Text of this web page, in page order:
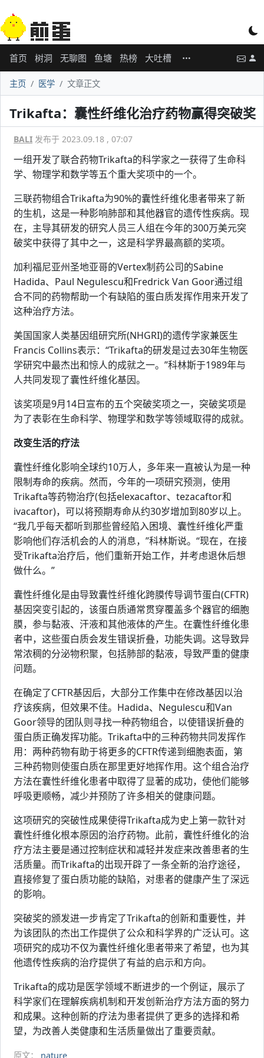
首页 树洞 无聊图 鱼塘 热榜 大吐槽
主页 医学 文章正文
Trikafta：囊性纤维化治疗药物赢得突破奖
BALI 发布于 2023.09.18 , 07:07
一组开发了联合药物Trikafta的科学家之一获得了生命科
学、物理学和数学等五个重大奖项中的一个。
三联药物组合Trikafta为90%的囊性纤维化患者带来了新
的生机，这是一种影响肺部和其他器官的遗传性疾病。现
在，主导其研发的研究人员三人组在今年的300万美元突
破奖中获得了其中之一，这是科学界最高额的奖项。
加利福尼亚州圣地亚哥的Vertex制药公司的Sabine
Hadida、Paul Negulescu和Fredrick Van Goor通过组
合不同的药物帮助一个有缺陷的蛋白质发挥作用来开发了
这种治疗方法。
美国国家人类基因组研究所(NHGRI)的遗传学家兼医生
Francis Collins表示：“Trikafta的研发是过去30年生物医
学研究中最杰出和惊人的成就之一。”科林斯于1989年与
人共同发现了囊性纤维化基因。
该奖项是9月14日宣布的五个突破奖项之一，突破奖项是
为了表彰在生命科学、物理学和数学等领域取得的成就。
改变生活的疗法
囊性纤维化影响全球约10万人，多年来一直被认为是一种
限制寿命的疾病。然而，今年的一项研究预测，使用
Trikafta等药物治疗(包括elexacaftor、tezacaftor和
ivacaftor)，可以将预期寿命从约30岁增加到80岁以上。
“我几乎每天都听到那些曾经陷入困境、囊性纤维化严重
影响他们存活机会的人的消息，”科林斯说。“现在，在接
受Trikafta治疗后，他们重新开始工作，并考虑退休后想
做什么。”
囊性纤维化是由导致囊性纤维化跨膜传导调节蛋白(CFTR)
基因突变引起的，该蛋白质通常贯穿覆盖多个器官的细胞
膜，参与黏液、汗液和其他液体的产生。在囊性纤维化患
者中，这些蛋白质会发生错误折叠，功能失调。这导致异
常浓稠的分泌物积聚，包括肺部的黏液，导致严重的健康
问题。
在确定了CFTR基因后，大部分工作集中在修改基因以治
疗该疾病，但效果不佳。Hadida、Negulescu和Van
Goor领导的团队则寻找一种药物组合，以使错误折叠的
蛋白质正确发挥功能。Trikafta中的三种药物共同发挥作
用：两种药物有助于将更多的CFTR传递到细胞表面，第
三种药物则使蛋白质在那里更好地挥作用。这个组合治疗
方法在囊性纤维化患者中取得了显著的成功，使他们能够
呼吸更顺畅，减少并预防了许多相关的健康问题。
这项研究的突破性成果使得Trikafta成为史上第一款针对
囊性纤维化根本原因的治疗药物。此前，囊性纤维化的治
疗方法主要是通过控制症状和减轻并发症来改善患者的生
活质量。而Trikafta的出现开辟了一条全新的治疗途径，
直接修复了蛋白质功能的缺陷，对患者的健康产生了深远
的影响。
突破奖的颁发进一步肯定了Trikafta的创新和重要性，并
为该团队的杰出工作提供了公众和科学界的广泛认可。这
项研究的成功不仅为囊性纤维化患者带来了希望，也为其
他遗传性疾病的治疗提供了有益的启示和方向。
Trikafta的成功是医学领域不断进步的一个例证，展示了
科学家们在理解疾病机制和开发创新治疗方法方面的努力
和成果。这种创新的疗法为患者提供了更多的选择和希
望，为改善人类健康和生活质量做出了重要贡献。
原文： nature